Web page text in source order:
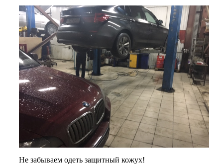
Не забываем одеть защитный кожух!